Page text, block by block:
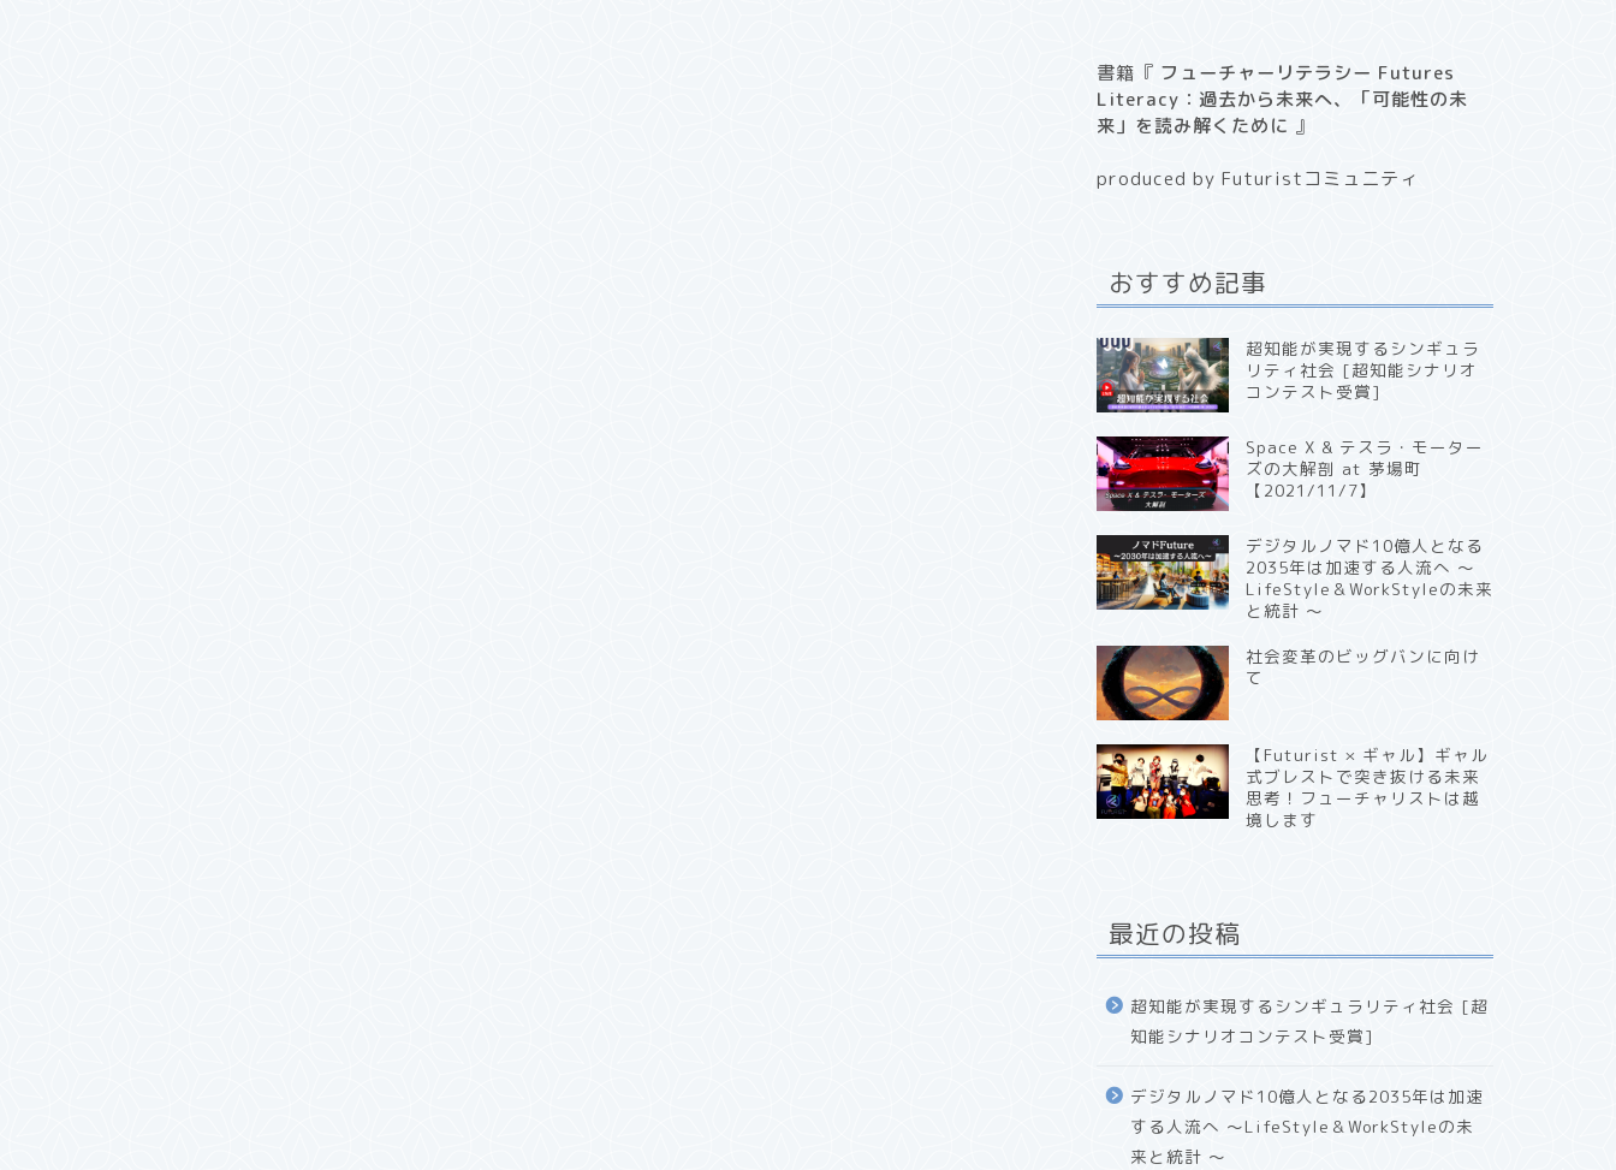
書籍『 フューチャーリテラシー Futures
Literacy：過去から未来へ、「可能性の未
来」を読み解くために 』
produced by Futuristコミュニティ
おすすめ記事
超知能が実現するシンギュラ
リティ社会 [超知能シナリオ
コンテスト受賞]
Space X & テスラ・モーター
ズの大解剖 at 茅場町
【2021/11/7】
デジタルノマド10億人となる
2035年は加速する人流へ 〜
LifeStyle＆WorkStyleの未来
と統計 〜
社会変革のビッグバンに向け
て
【Futurist × ギャル】ギャル
式ブレストで突き抜ける未来
思考！フューチャリストは越
境します
最近の投稿
超知能が実現するシンギュラリティ社会 [超
知能シナリオコンテスト受賞]
デジタルノマド10億人となる2035年は加速
する人流へ 〜LifeStyle＆WorkStyleの未
来と統計 〜